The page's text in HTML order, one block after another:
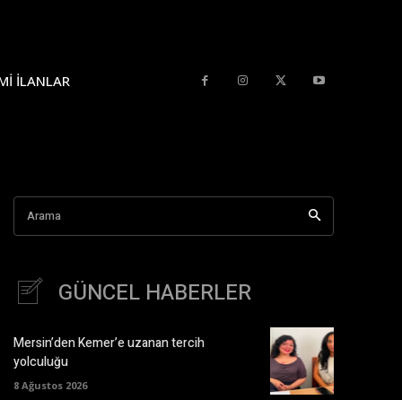
İLANLAR
Arama
GÜNCEL HABERLER
Mersin’den Kemer’e uzanan tercih
yolculuğu
8 Ağustos 2026